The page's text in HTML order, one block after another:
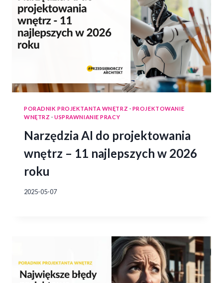
PORADNIK PROJEKTANTA WNĘTRZ · PROJEKTOWANIE
WNĘTRZ ·USPRAWNIANIE PRACY
Narzędzia AI do projektowania
wnętrz – 11 najlepszych w 2026
roku
2025-05-07